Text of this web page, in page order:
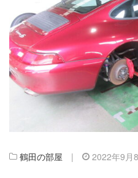
鶴田の部屋 | 2022年9月